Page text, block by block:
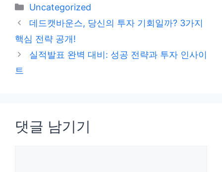
카
테
리
Uncategorized
데드캣바운스, 당신의 투자 기회일까? 3가지
핵심 전략 공개!
실적발표 완벽 대비: 성공 전략과 투자 인사이
트
댓글 남기기